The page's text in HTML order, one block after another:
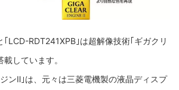
｢LCD-RDT241XPB｣は超解像技術｢ギガクリ
しています。
ンⅡ｣は、元々は三菱電機製の液晶ディスプ